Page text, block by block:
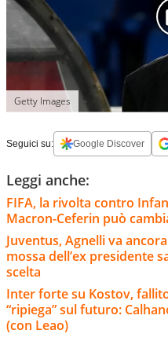
Getty Images
Seguici su: Google Discover
Leggi anche:
FIFA, la rivolta contro
Macron-Ceferin può
Juventus, Agnelli va
mossa dell’ex presidente
scelta
Inter forte su Kostov,
“ripiega” sul futuro:
(con Leao)